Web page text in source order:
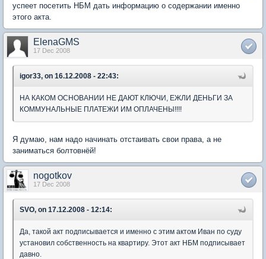
успеет посетить НБМ дать информацию о содержании именно
этого акта.
ElenaGMS
17 Dec 2008
igor33, on 16.12.2008 - 22:43:
НА КАКОМ ОСНОВАНИИ НЕ ДАЮТ КЛЮЧИ, ЕЖЛИ ДЕНЬГИ ЗА
КОММУНАЛЬНЫЕ ПЛАТЕЖИ ИМ ОПЛАЧЕНЫ!!!!
Я думаю, нам надо начинать отстаивать свои права, а не
заниматься болтовнёй!
nogotkov
17 Dec 2008
SVO, on 17.12.2008 - 12:14:
Да, такой акт подписывается и именно с этим актом Иван по суду
установил собственность на квартиру. Этот акт НБМ подписывает
давно.